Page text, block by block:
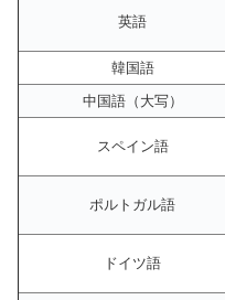
英語
韓国語
中国語（大写）
スペイン語
ポルトガル語
ドイツ語